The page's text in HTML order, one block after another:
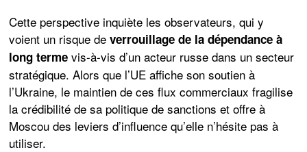
Cette perspective inquiète les observateurs, qui y
voient un risque deverrouillage de la dépendance à
long terme vis-à-vis d’un acteur russe dans un secteur
stratégique. Alors que l’UE affiche son soutien à
l’Ukraine, le maintien de ces flux commerciaux fragilise
la crédibilité de sa politique de sanctions et offre à
Moscou des leviers d’influence qu’elle n’hésite pas à
utiliser.